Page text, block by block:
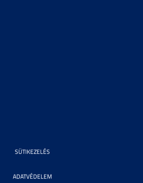
SÜTIKEZELÉS
ADATVÉDELEM